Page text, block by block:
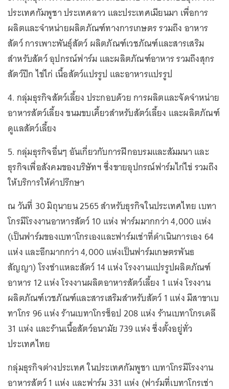
ประเทศกัมพูชา ประเทศลาว และประเทศเมียนมา เพื่อการ
ผลิตและจำหน่ายผลิตภัณฑ์ทางการเกษตร รวมถึง อาหาร
สัตว์ การเพาะพันธุ์สัตว์ ผลิตภัณฑ์เวชภัณฑ์และสารเสริม
สำหรับสัตว์ อุปกรณ์ฟาร์ม และผลิตภัณฑ์อาหาร รวมถึงสุกร
สัตว์ปีก ไข่ไก่ เนื้อสัตว์แปรรูป และอาหารแปรรูป
4. กลุ่มธุรกิจสัตว์เลี้ยง ประกอบด้วย การผลิตและจัดจำหน่าย
อาหารสัตว์เลี้ยง ขนมขบเคี้ยวสำหรับสัตว์เลี้ยง และผลิตภัณฑ์
ดูแลสัตว์เลี้ยง
5. กลุ่มธุรกิจอื่นๆ อันเกี่ยวกับการฝึกอบรมและสัมมนา และ
ธุรกิจเพื่อสังคมของบริษัทฯ ซึ่งขายอุปกรณ์ฟาร์มไก่ไข่ รวมถึง
ให้บริการให้คำปรึกษา
ณ วันที่ 30 มิถุนายน 2565 สำหรับธุรกิจในประเทศไทย เบทา
โกรมีโรงงานอาหารสัตว์ 10 แห่ง ฟาร์มมากกว่า 4,000 แห่ง
(เป็นฟาร์มของเบทาโกรเองและฟาร์มเช่าที่ดำเนินการเอง 64
แห่ง และอีกมากกว่า 4,000 แห่งเป็นฟาร์มเกษตรพันธ
สัญญา) โรงชำแหละสัตว์ 14 แห่ง โรงงานแปรรูปผลิตภัณฑ์
อาหาร 12 แห่ง โรงงานผลิตอาหารสัตว์เลี้ยง 1 แห่ง โรงงาน
ผลิตภัณฑ์เวชภัณฑ์และสารเสริมสำหรับสัตว์ 1 แห่ง มีสาขาเบ
ทาโกร 96 แห่ง ร้านเบทาโกรช็อป 208 แห่ง ร้านเบทาโกรเดลี
31 แห่ง และร้านเนื้อสัตว์อนามัย 739 แห่ง ซึ่งตั้งอยู่ทั่ว
ประเทศไทย
กลุ่มธุรกิจต่างประเทศ ในประเทศกัมพูชา เบทาโกรมีโรงงาน
อาหารสัตว์ 1 แห่ง และฟาร์ม 331 แห่ง (ฟาร์มที่เบทาโกรเช่า